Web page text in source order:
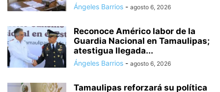
Ángeles Barrios - agosto 6, 2026
Reconoce Américo labor de la
Guardia Nacional en Tamaulipas;
atestigua llegada...
Ángeles Barrios - agosto 6, 2026
Tamaulipas reforzará su política